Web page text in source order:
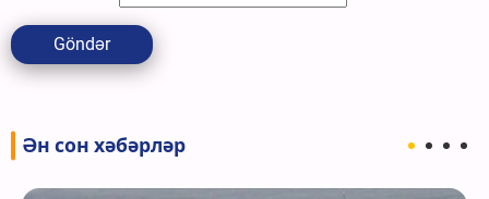
Göndər
Ән сон хәбәрләр